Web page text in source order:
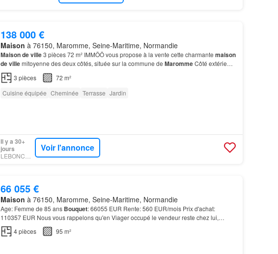
138 000 €
Maison à 76150, Maromme, Seine-Maritime, Normandie
Maison de ville3 pièces 72 m² IMMÖÖ vous propose à la vente cette charmante maison
de villemitoyenne des deux côtés, située sur la commune de MarommeCôté extérieur,
lamaison dispose d'une
3 pièces
72 m²
Cuisine équipée Cheminée Terrasse Jardin
Il y a 30+
jours
Voir l'annonce
66 055 €
Maison à 76150, Maromme, Seine-Maritime, Normandie
Age: Femme de 85 ans Bouquet: 66055 EUR Rente: 560 EUR/mois Prix d'achat:
110357 EUR Nous vous rappelons qu'en Viager occupé le vendeur reste chez lui,
Descriptif du bien: Proximité de Rouen,
4pièces 95 m²